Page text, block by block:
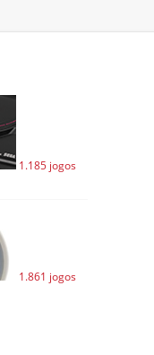
1.185 jogos
1.861 jogos